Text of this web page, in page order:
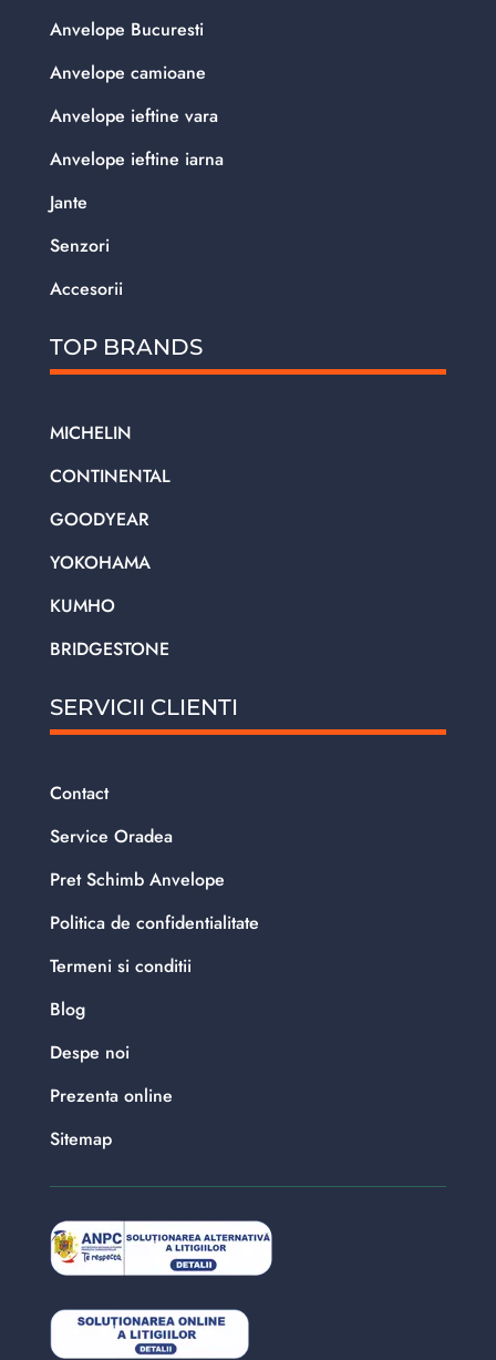
Anvelope Bucuresti
Anvelope camioane
Anvelope ieftine vara
Anvelope ieftine iarna
Jante
Senzori
Accesorii
TOP BRANDS
MICHELIN
CONTINENTAL
GOODYEAR
YOKOHAMA
KUMHO
BRIDGESTONE
SERVICII CLIENTI
Contact
Service Oradea
Pret Schimb Anvelope
Politica de confidentialitate
Termeni si conditii
Blog
Despe noi
Prezenta online
Sitemap